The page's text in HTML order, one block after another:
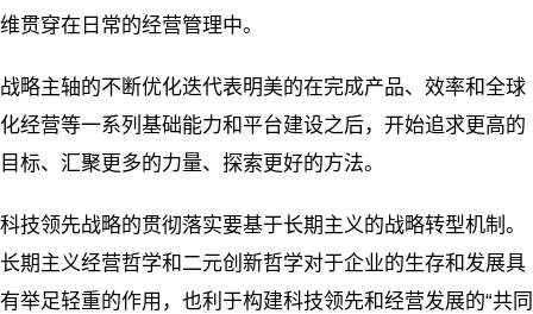
维贯穿在日常的经营管理中。
战略主轴的不断优化迭代表明美的在完成产品、效率和全球
化经营等一系列基础能力和平台建设之后，开始追求更高的
目标、汇聚更多的力量、探索更好的方法。
科技领先战略的贯彻落实要基于长期主义的战略转型机制。
长期主义经营哲学和二元创新哲学对于企业的生存和发展具
有举足轻重的作用，也利于构建科技领先和经营发展的“共同